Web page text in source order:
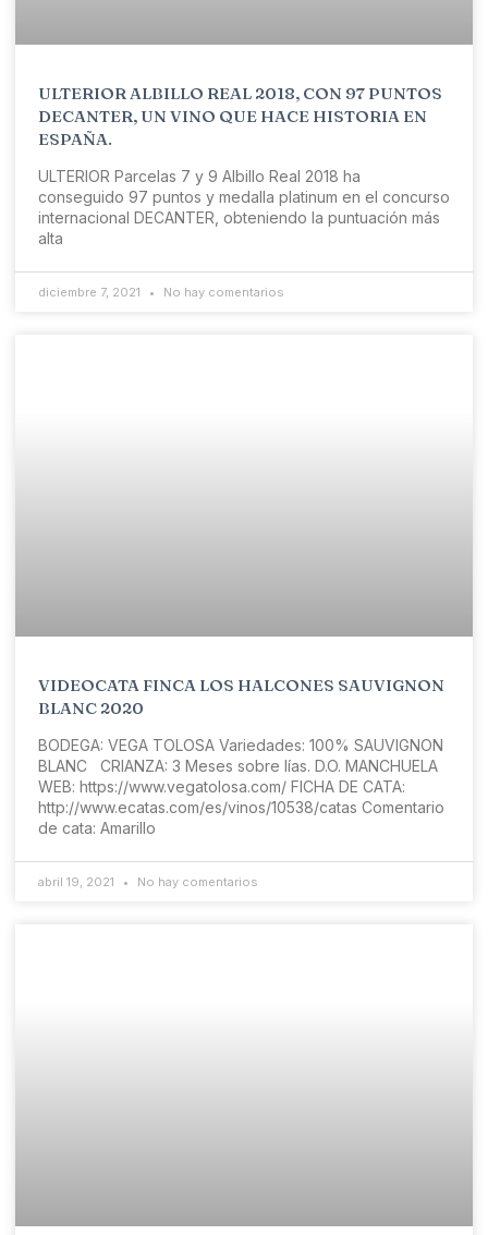
ULTERIOR ALBILLO REAL 2018, CON 97 PUNTOS
DECANTER, UN VINO QUE HACE HISTORIA EN
ESPAÑA.
ULTERIOR Parcelas 7 y 9 Albillo Real 2018 ha
conseguido 97 puntos y medalla platinum en el concurso
internacional DECANTER, obteniendo la puntuación más
alta
diciembre 7, 2021 No hay comentarios
VIDEOCATA FINCA LOS HALCONES SAUVIGNON
BLANC 2020
BODEGA: VEGA TOLOSA Variedades: 100% SAUVIGNON
BLANC CRIANZA: 3 Meses sobre lías. D.O. MANCHUELA
WEB: https://www.vegatolosa.com/​ FICHA DE CATA:
http://www.ecatas.com/es/vinos/10538/catas Comentario
de cata: Amarillo
abril 19, 2021 No hay comentarios